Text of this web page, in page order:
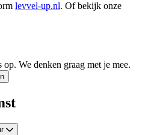
levvel-up.nl. Of bekijk onze
We denken graag met je mee.